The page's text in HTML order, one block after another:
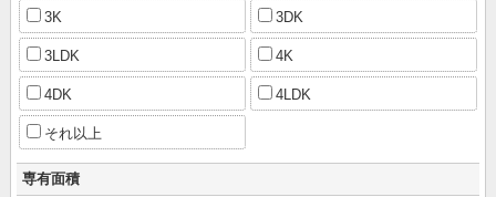
3K 3DK
3LDK 4K
4DK 4LDK
それ以上
専有面積